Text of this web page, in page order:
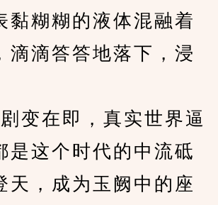
黏糊糊的液体混融着
滴滴答答地落下，浸
在即，真实世界逼
是这个时代的中流砥
天，成为玉阙中的座